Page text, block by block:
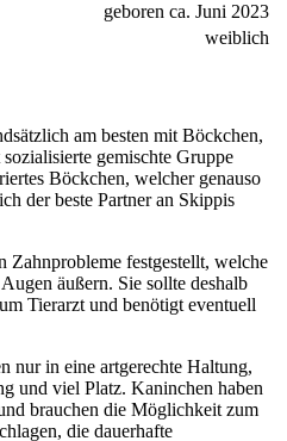
geboren ca. Juni 2023
weiblich
am besten mit Böckchen,
gemischte Gruppe
Böckchen, welcher genauso
der beste Partner an Skippis
Zahnprobleme festgestellt, welche
äußern. Sie sollte deshalb
Tierarzt und benötigt eventuell
nur in eine artgerechte Haltung,
und viel Platz. Kaninchen haben
brauchen die Möglichkeit zum
die dauerhafte